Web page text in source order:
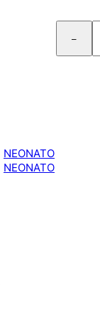
–
C
O
NEONATO
NEONATO